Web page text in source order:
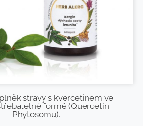
stravy s kvercetinem ve
formě (Quercetin
Phytosomu).